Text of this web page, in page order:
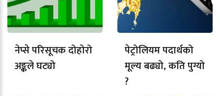
नेप्से परिसूचक दोहोरो
अङ्कले घट्यो
पेट्रोलियम पदार्थको
मूल्य बढ्यो, कति पुग्यो
?